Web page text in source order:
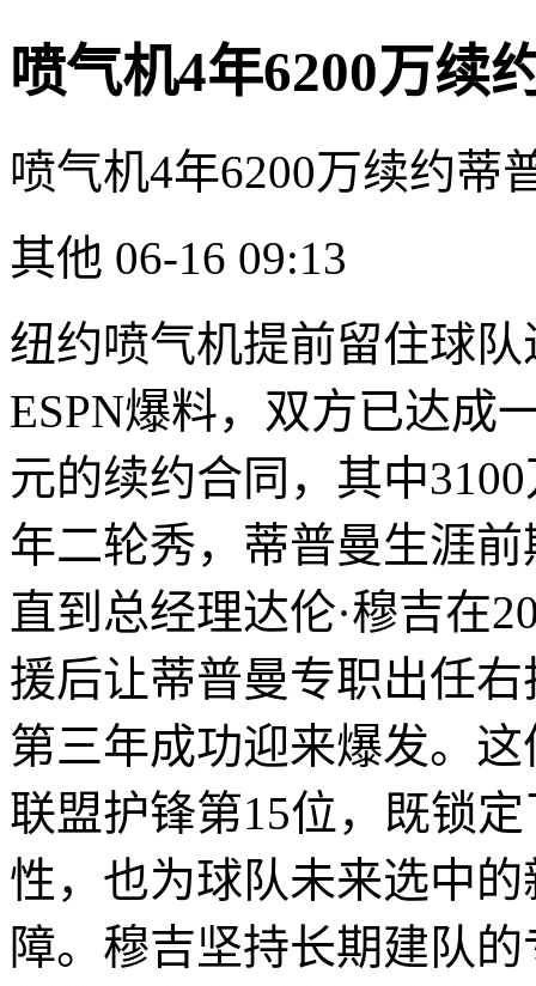
喷气机4年6200万续
喷气机4年6200万续约蒂
其他 06-16 09:13
纽约喷气机提前留住球
ESPN爆料，双方已达成
元的续约合同，其中
年二轮秀，蒂普曼生涯
直到总经理达伦·穆吉在
援后让蒂普曼专职出任
第三年成功迎来爆发。
联盟护锋第15位，既锁
性，也为球队未来选中
障。穆吉坚持长期建队